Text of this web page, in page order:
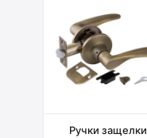
Ручки защелки